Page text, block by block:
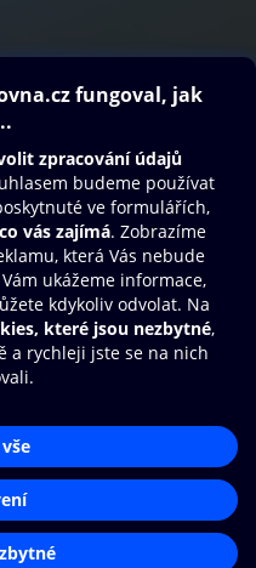
O2 Knihovna
své e-knihy a
rychleji a pohodlněji.